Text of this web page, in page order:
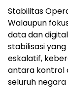
Stabilitas
Walaupun
data dan
stabilisasi
eskalatif,
antara kontrol
seluruh